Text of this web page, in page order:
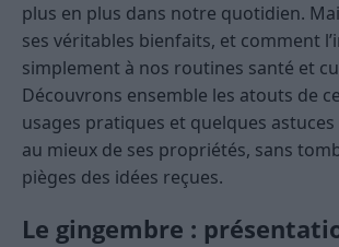
plus en plus dans notre quotidien.
ses véritables bienfaits, et comment
simplement à nos routines santé et
Découvrons ensemble les atouts de
usages pratiques et quelques
au mieux de ses propriétés, sans
pièges des idées reçues.
Le gingembre :